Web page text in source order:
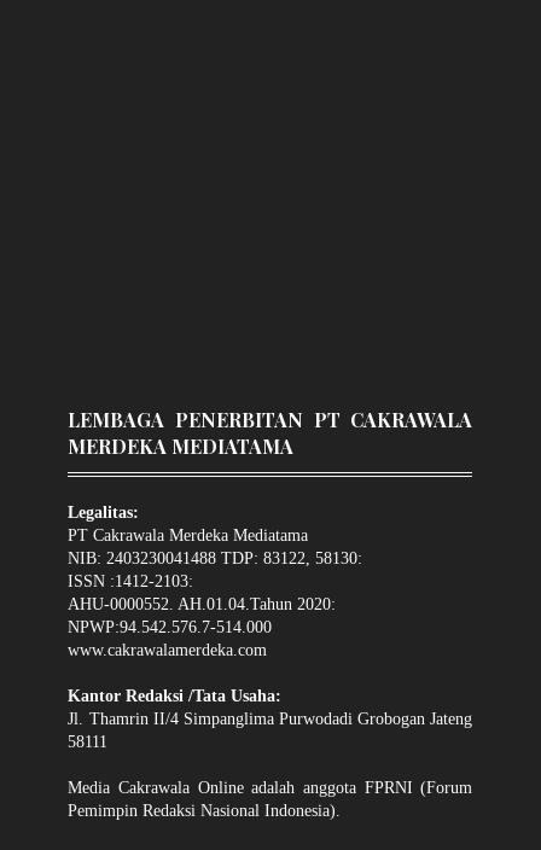
LEMBAGA PENERBITAN PT CAKRAWALA
MERDEKA MEDIATAMA
Legalitas:
PT Cakrawala Merdeka Mediatama
NIB: 2403230041488 TDP: 83122, 58130:
ISSN :1412-2103:
AHU-0000552. AH.01.04.Tahun 2020:
NPWP:94.542.576.7-514.000
www.cakrawalamerdeka.com
Kantor Redaksi /Tata Usaha:
Jl. Thamrin II/4 Simpanglima Purwodadi Grobogan Jateng
58111
Media Cakrawala Online adalah anggota FPRNI (Forum
Pemimpin Redaksi Nasional Indonesia).